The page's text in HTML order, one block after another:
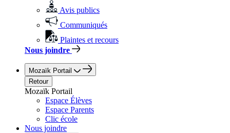
Avis publics
Communiqués
Plaintes et recours
Nous joindre
Mozaïk Portail
Retour
Mozaïk Portail
Espace Élèves
Espace Parents
Clic école
Nous joindre